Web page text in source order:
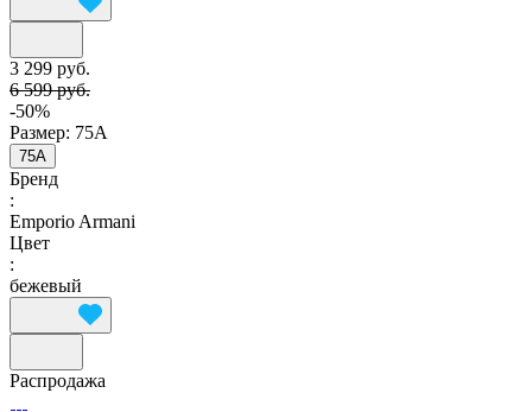
3 299 руб.
6 599 руб.
-50%
Размер: 75A
75A
Бренд
:
Emporio Armani
Цвет
:
бежевый
Распродажа